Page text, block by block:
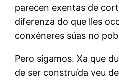
parecen exentas de
diferenza do que lles
conxéneres súas no
Pero sigamos. Xa que
de ser construída veu